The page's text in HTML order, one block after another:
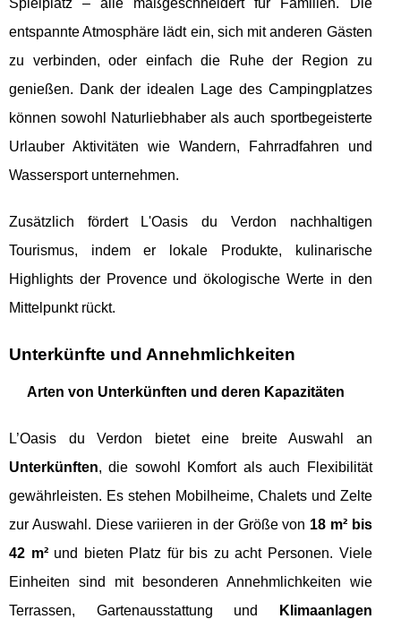
entspannte Atmosphäre lädt ein, sich mit anderen Gästen
zu verbinden, oder einfach die Ruhe der Region zu
genießen. Dank der idealen Lage des Campingplatzes
können sowohl Naturliebhaber als auch sportbegeisterte
Urlauber Aktivitäten wie Wandern, Fahrradfahren und
Wassersport unternehmen.
Zusätzlich fördert L'Oasis du Verdon nachhaltigen
Tourismus, indem er lokale Produkte, kulinarische
Highlights der Provence und ökologische Werte in den
Mittelpunkt rückt.
Unterkünfte und Annehmlichkeiten
Arten von Unterkünften und deren Kapazitäten
L’Oasis du Verdon bietet eine breite Auswahl an
Unterkünften, die sowohl Komfort als auch Flexibilität
gewährleisten. Es stehen Mobilheime, Chalets und Zelte
zur Auswahl. Diese variieren in der Größe von 18 m² bis
42 m²und bieten Platz für bis zu acht Personen. Viele
Einheiten sind mit besonderen Annehmlichkeiten wie
Terrassen, Gartenausstattung und
Klimaanlagen